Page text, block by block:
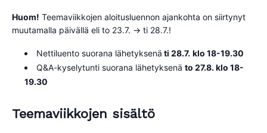
Huom! Teemaviikkojen aloitusluennon ajankohta on siirtynyt
muutamalla päivällä eli to 23.7. -> ti 28.7.!
Nettiluento suorana lähetyksenä ti 28.7. klo 18-19.30
Q&A-kyselytunti suorana lähetyksenä to 27.8. klo 18-
19.30
Teemaviikkojen sisältö